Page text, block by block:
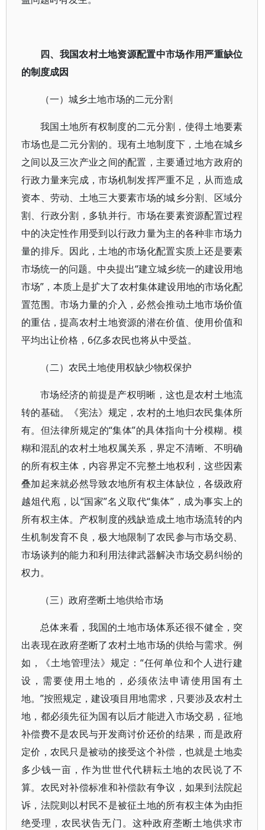
四、我国农村土地资源配置中市场作用严重缺位
的制度成因
（一）城乡土地市场的二元分割
我国土地所有权制度的二元分割，使得土地要素
市场也是二元分割的。现有土地制度下，土地在城乡
之间以及三次产业之间的配置，主要通过地方政府的
行政力量来完成，市场机制发挥严重不足，从而造成
资本、劳动、土地三大要素市场的城乡分割、区域分
割、行政分割，多轨并行。市场在要素资源配置过程
中的决定性作用受到以行政力量为主的各种非市场力
量的排斥。因此，土地的市场化配置实质上还是要素
市场统一的问题。中央提出“建立城乡统一的建设用地
市场”，本质上是扩大了农村集体建设用地的市场化配
置范围。市场力量的介入，必然会推动土地市场价值
的重估，提高农村土地资源的潜在价值、使用价值和
平均出让价格，6亿多农民也将从中受益。
（二）农民土地使用权缺少物权保护
市场经济的前提是产权明晰，这也是农村土地流
转的基础。《宪法》规定，农村的土地归农民集体所
有。但法律所规定的“集体”的具体指向十分模糊。模
糊和混乱的农村土地权属关系，界定不清晰、不明确
的所有权主体，内容界定不完整土地权利，这些因素
叠加起来就必然导致农地所有权主体缺位，各级政府
越俎代庖，以“国家”名义取代“集体”，成为事实上的
所有权主体。产权制度的残缺造成土地市场流转的内
生机制发育不良，极大地限制了农民参与市场交易、
市场谈判的能力和利用法律武器解决市场交易纠纷的
权力。
（三）政府垄断土地供给市场
总体来看，我国的土地市场体系还很不健全，突
出表现在政府垄断了农村土地市场的供给与需求。例
如，《土地管理法》规定：“任何单位和个人进行建
设，需要使用土地的，必须依法申请使用国有土
地。”按照规定，建设项目用地需求，只要涉及农村土
地，都必须先征为国有以后才能进入市场交易，征地
补偿费不是农民与开发商讨价还价的结果，而是政府
定价，农民只是被动的接受这个补偿，也就是土地卖
多少钱一亩，作为世世代代耕耘土地的农民说了不
算。农民对补偿标准和补偿款有争议，如果到法院起
诉，法院则以村民不是被征土地的所有权主体为由拒
绝受理，农民状告无门。这种政府垄断土地供求市